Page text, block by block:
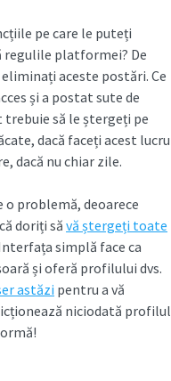
pe care le puteți
regulile platformei? De
aceste postări. Ce
și a postat sute de
să le ștergeți pe
dacă faceți acest lucru
dacă nu chiar zile.
o problemă, deoarece
doriți să vă ștergeți toate
simplă face ca
și oferă profilului dvs.
astăzi pentru a vă
niciodată profilul